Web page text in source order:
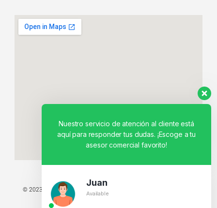
© 2023 TODOS LOS DERECHOS RESERVADOS - TECNIT TU TIENDA
TECNOLÓGICA.
Nuestro servicio de atención al cliente está
aquí para responder tus dudas. ¡Escoge a tu
asesor comercial favorito!
Juan
Available